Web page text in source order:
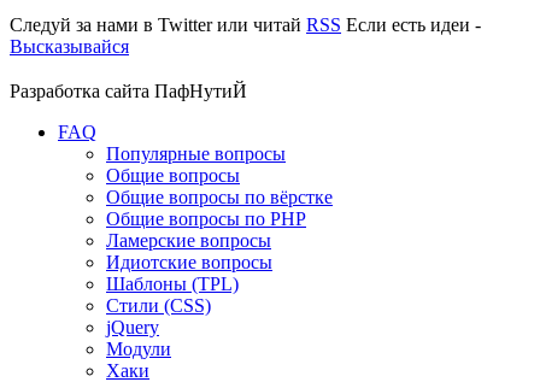
Следуй за нами в Twitterили читай RSS Если есть идеи -
Высказывайся
Разработка сайта ПафНутиЙ
FAQ
Популярные вопросы
Общие вопросы
Общие вопросы по вёрстке
Общие вопросы по PHP
Ламерские вопросы
Идиотские вопросы
Шаблоны (TPL)
Стили (CSS)
jQuery
Модули
Хаки